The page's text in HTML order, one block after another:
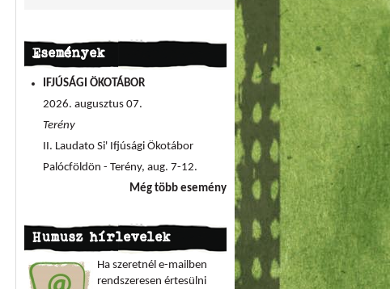
Események
IFJÚSÁGI ÖKOTÁBOR
2026. augusztus 07.
Terény
II. Laudato Si' Ifjúsági Ökotábor
Palócföldön - Terény, aug. 7-12.
Még több esemény
Humusz hírlevelek
Ha szeretnél e-mailben
rendszeresen értesülni